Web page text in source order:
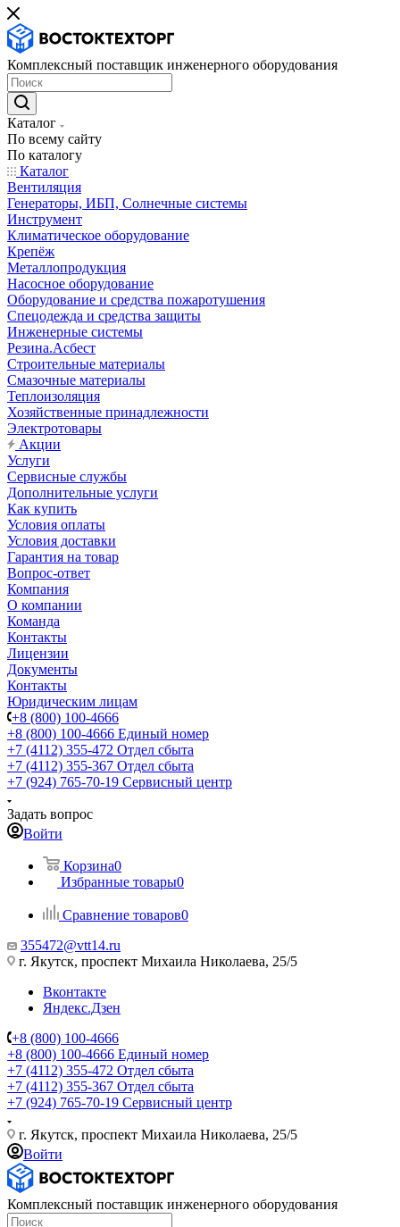
Комплексный поставщик инженерного оборудования
Каталог
По всему сайту
По каталогу
Каталог
Вентиляция
Генераторы, ИБП, Солнечные системы
Инструмент
Климатическое оборудование
Крепёж
Металлопродукция
Насосное оборудование
Оборудование и средства пожаротушения
Спецодежда и средства защиты
Инженерные системы
Резина.Асбест
Строительные материалы
Смазочные материалы
Теплоизоляция
Хозяйственные принадлежности
Электротовары
Акции
Услуги
Сервисные службы
Дополнительные услуги
Как купить
Условия оплаты
Условия доставки
Гарантия на товар
Вопрос-ответ
Компания
О компании
Команда
Контакты
Лицензии
Документы
Контакты
Юридическим лицам
+8 (800) 100-4666
+8 (800) 100-4666 Единый номер
+7 (4112) 355-472 Отдел сбыта
+7 (4112) 355-367 Отдел сбыта
+7 (924) 765-70-19 Сервисный центр
Задать вопрос
Войти
Корзина0
Избранные товары0
Сравнение товаров0
355472@vtt14.ru
г. Якутск, проспект Михаила Николаева, 25/5
Вконтакте
Яндекс.Дзен
+8 (800) 100-4666
+8 (800) 100-4666 Единый номер
+7 (4112) 355-472 Отдел сбыта
+7 (4112) 355-367 Отдел сбыта
+7 (924) 765-70-19 Сервисный центр
г. Якутск, проспект Михаила Николаева, 25/5
Войти
Комплексный поставщик инженерного оборудования